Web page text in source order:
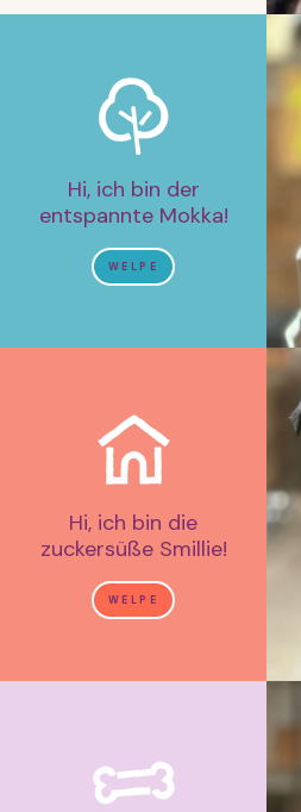
Hi, ich bin der
entspannte Mokka!
WELPE
Hi, ich bin die
zuckersüße Smillie!
WELPE